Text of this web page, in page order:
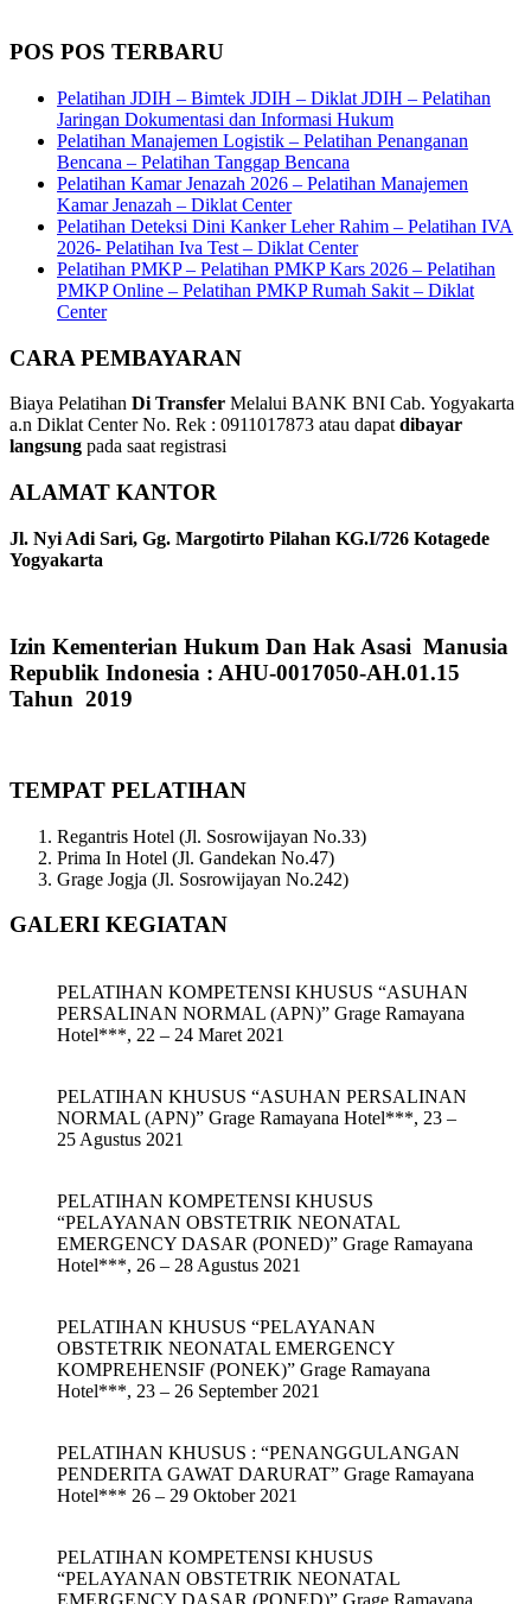
POS POS TERBARU
Pelatihan JDIH – Bimtek JDIH – Diklat JDIH – Pelatihan
Jaringan Dokumentasi dan Informasi Hukum
Pelatihan Manajemen Logistik – Pelatihan Penanganan
Bencana – Pelatihan Tanggap Bencana
Pelatihan Kamar Jenazah 2026 – Pelatihan Manajemen
Kamar Jenazah – Diklat Center
Pelatihan Deteksi Dini Kanker Leher Rahim – Pelatihan IVA
2026- Pelatihan Iva Test – Diklat Center
Pelatihan PMKP – Pelatihan PMKP Kars 2026 – Pelatihan
PMKP Online – Pelatihan PMKP Rumah Sakit – Diklat
Center
CARA PEMBAYARAN
Biaya Pelatihan Di Transfer Melalui BANK BNI Cab. Yogyakarta
a.n Diklat Center No. Rek : 0911017873 atau dapatdibayar
langsung pada saat registrasi
ALAMAT KANTOR
Jl. Nyi Adi Sari, Gg. Margotirto Pilahan KG.I/726 Kotagede
Yogyakarta
Izin Kementerian Hukum Dan Hak Asasi Manusia
Republik Indonesia : AHU-0017050-AH.01.15
Tahun 2019
TEMPAT PELATIHAN
Regantris Hotel (Jl. Sosrowijayan No.33)
Prima In Hotel (Jl. Gandekan No.47)
Grage Jogja (Jl. Sosrowijayan No.242)
GALERI KEGIATAN
PELATIHAN KOMPETENSI KHUSUS “ASUHAN
PERSALINAN NORMAL (APN)” Grage Ramayana
Hotel***, 22 – 24 Maret 2021
PELATIHAN KHUSUS “ASUHAN PERSALINAN
NORMAL (APN)” Grage Ramayana Hotel***, 23 –
25 Agustus 2021
PELATIHAN KOMPETENSI KHUSUS
“PELAYANAN OBSTETRIK NEONATAL
EMERGENCY DASAR (PONED)” Grage Ramayana
Hotel***, 26 – 28 Agustus 2021
PELATIHAN KHUSUS “PELAYANAN
OBSTETRIK NEONATAL EMERGENCY
KOMPREHENSIF (PONEK)” Grage Ramayana
Hotel***, 23 – 26 September 2021
PELATIHAN KHUSUS : “PENANGGULANGAN
PENDERITA GAWAT DARURAT” Grage Ramayana
Hotel*** 26 – 29 Oktober 2021
PELATIHAN KOMPETENSI KHUSUS
“PELAYANAN OBSTETRIK NEONATAL